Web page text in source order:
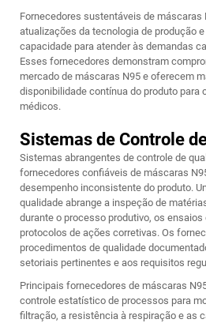
Fornecedores sustentáveis de máscaras
atualizações da tecnologia de produção
capacidade para atender às demandas
Esses fornecedores demonstram
mercado de máscaras N95 e oferecem
disponibilidade contínua do produto para
médicos.
Sistemas de Controle
Sistemas abrangentes de controle de
fornecedores confiáveis de máscaras
desempenho inconsistente do produto.
qualidade abrange a inspeção de
durante o processo produtivo, os ensaios
protocolos de ações corretivas. Os
procedimentos de qualidade
setoriais pertinentes e aos requisitos
Principais fornecedores de máscaras
controle estatístico de processos para
filtração, a resistência à respiração e as